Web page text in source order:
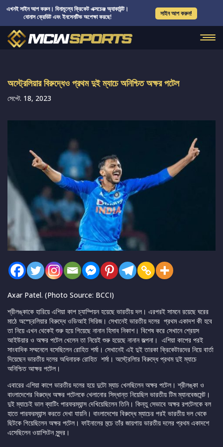
এখনই সাইন আপ করুন। বিনামূল্যে ক্রিকেট এক্সচেঞ্জ অ্যাকাউন্ট।
বোনাস ক্রেডিট এবং ইনসেনটিভ অপেক্ষা করছে!
সাইন আপ করুন!
অস্ট্রেলিয়ার বিরুদ্ধেও প্রথম দুই ম্যাচে অনিশ্চিত অক্ষর পটেল
সেপ্টে. 18, 2023
Axar Patel. (Photo Source: BCCI)
শ্রীলঙ্কাকে হারিয়ে এশিয়া কাপ চ্যাম্পিয়ন হয়েছে ভারতীয় দল। এরপরই সামনে রয়েছে ঘরের
মাঠে অস্চ্রেলিয়ার বিরুদ্ধে ওডিআই সিরিজ। সেখানেই ভারতীয় দলের প্রথম একাদশ কী হবে
তা নিয়ে এখন থেকেই শুরু হয়ে গিয়েছে নানান হিসাব নিকাশ। বিশেষ করে সেখানে শ্রেয়স
আইউয়ার ও অক্ষর পটেল খেলেন তা নিয়েই শুরু হয়েছে নানান জল্পনা। এশিয়া কাপের পরই
সাংবাদিক সম্মনেলে বসেছিলেন রোহিত শর্মা। সেখানেই এই দুই তারকা ক্রিকেটারদের নিয়ে বার্তা
দিয়েছেন ভারতীয় দলের অধিনায়ক রোহিত শর্মা। অস্ট্রেলিার বিরুদ্ধে প্রথম দুই ম্যাচে
অনিশ্চিত আক্ষর পটেল।
এবারের এশিয়া কাপে ভারতীয় দলের হয়ে দুটো ম্যাচ খেলছিলেন অক্ষর পটেল। শ্রীলঙ্কা ও
বাংলাদেশের বিরুদ্ধে অক্ষর পটেলকে খেলানোর সিদ্ধান্ত নিয়েছিল ভারতীয় টিম ম্যানবেজমেন্ট।
দুই ম্যাচেই ভাল ব্যাটিং পারফরম্যান্স দেখিয়েছিলেন তিনি। কিন্তু সেভাবে অক্ষর রপটেলকে বল
হাতে পারফরম্যান্স করতে দেখা যায়নি। বাংলাদেশের বিরুদ্ধে ম্যাচের পরই ভারতীয় দল থেকে
ছিটকে গিয়েছিলেন অক্ষর পটেল। ফাইনালের ম়্চে তাঁর জায়গায় ভারতীয় দলের প্রথম একাদশে
এসেছিলেন ওয়াশিংটন সুন্দর।